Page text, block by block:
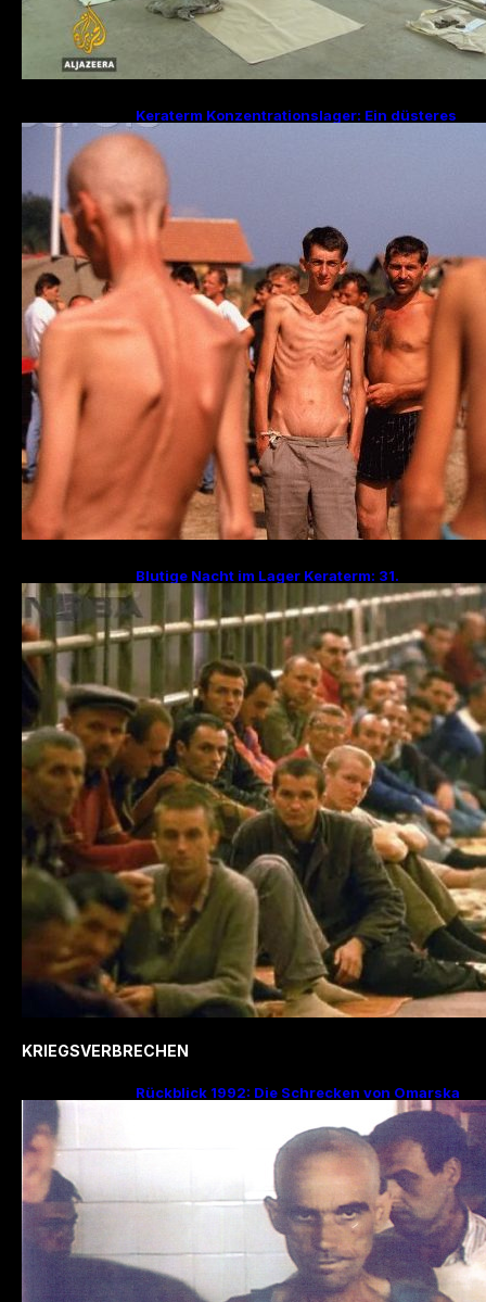
Keraterm Konzentrationslager: Ein düsteres
Kapitel des Bosnienkrieges und serbische
Kriegsverbrechen
Blutige Nacht im Lager Keraterm: 31.
Jahrestag des Massakers mit 200
Hinrichtungen!
KRIEGSVERBRECHEN
Rückblick 1992: Die Schrecken von Omarska
– Ein düsteres Kapitel im Bosnienkrieg